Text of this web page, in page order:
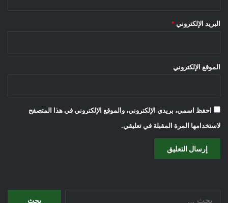
البريد الإلكتروني *
الموقع الإلكتروني
احفظ اسمي، بريدي الإلكتروني، والموقع الإلكتروني في هذا المتصفح
لاستخدامها المرة المقبلة في تعليقي.